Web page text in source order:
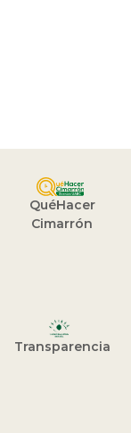
QuéHacer
Cimarrón
Transparencia